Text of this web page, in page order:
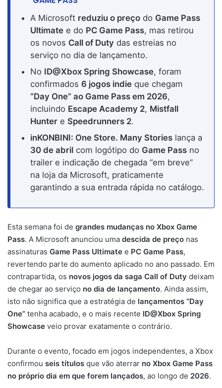
A Microsoft reduziu o preço do Game Pass
Ultimate e do PC Game Pass, mas retirou
os novos Call of Duty das estreias no
serviço no dia de lançamento.
No ID@Xbox Spring Showcase, foram
confirmados 6 jogos indie que chegam
“Day One” ao Game Pass em 2026,
incluindo Escape Academy 2, Mistfall
Hunter e Speedrunners 2.
inKONBINI: One Store. Many Stories lança a
30 de abril com logótipo do Game Pass no
trailer e indicação de chegada “em breve”
na loja da Microsoft, praticamente
garantindo a sua entrada rápida no catálogo.
Esta semana foi de grandes mudanças no Xbox Game
Pass. A Microsoft anunciou uma descida de preço nas
assinaturas Game Pass Ultimate e PC Game Pass,
revertendo parte do aumento aplicado no ano passado. Em
contrapartida, os novos jogos da saga Call of Duty deixam
de chegar ao serviço no dia de lançamento. Ainda assim,
isto não significa que a estratégia de lançamentos “Day
One” tenha acabado, e o mais recente ID@Xbox Spring
Showcase veio provar exatamente o contrário.
Durante o evento, focado em jogos independentes, a Xbox
confirmou seis títulos que vão aterrar no Xbox Game Pass
no próprio dia em que forem lançados, ao longo de 2026.